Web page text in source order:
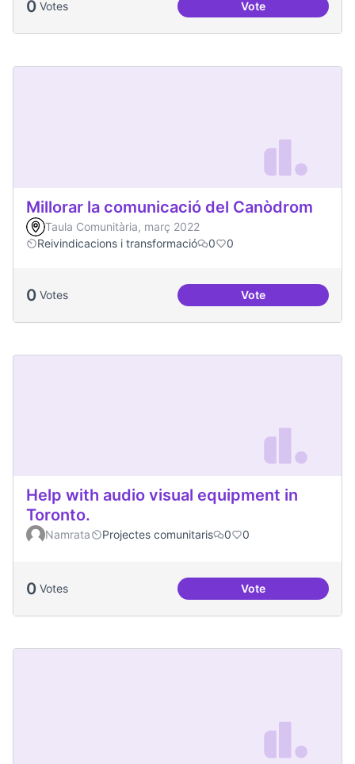
0 Votes VoteDates clau al Casal
Millorar la comunicació del Canòdrom
Taula Comunitària, març 2022
Reivindicacions i transformació
0 0
0 Votes VoteMillorar la
Help with audio visual equipment in
Toronto.
Namrata Projectes comunitaris 0 0
0 Votes VoteHelp with audio